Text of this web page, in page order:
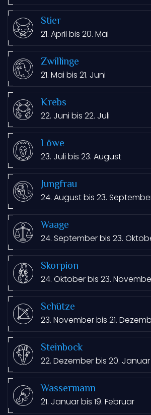
Stier
21. April bis 20. Mai
Zwillinge
21. Mai bis 21. Juni
Krebs
22. Juni bis 22. Juli
Löwe
23. Juli bis 23. August
Jungfrau
24. August bis 23.
Waage
24. September bis 23.
Skorpion
24. Oktober bis 23.
Schütze
23. November bis 21.
Steinbock
22. Dezember bis 20. Januar
Wassermann
21. Januar bis 19. Februar